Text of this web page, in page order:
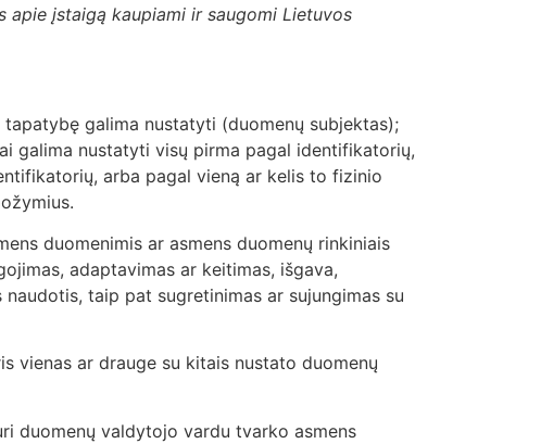
apie įstaigą kaupiami ir saugomi Lietuvos
galima nustatyti (duomenų subjektas);
galima nustatyti visų pirma pagal identifikatorių,
arba pagal vieną ar kelis to fizinio
duomenimis ar asmens duomenų rinkiniais
adaptavimas ar keitimas, išgava,
taip pat sugretinimas ar sujungimas su
vienas ar drauge su kitais nustato duomenų
duomenų valdytojo vardu tvarko asmens